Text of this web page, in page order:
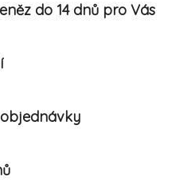
do 14 dnů pro Vás